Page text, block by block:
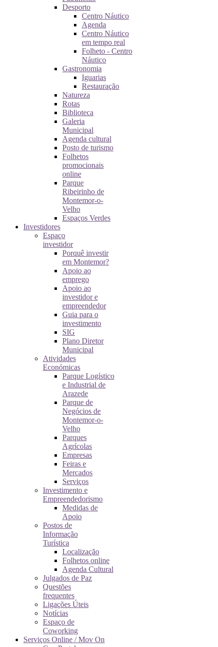
Desporto
Centro Náutico
Agenda
Centro Náutico
em tempo real
Folheto - Centro
Náutico
Gastronomia
Iguarias
Restauração
Natureza
Rotas
Biblioteca
Galeria
Municipal
Agenda cultural
Posto de turismo
Folhetos
promocionais
online
Parque
Ribeirinho de
Montemor-o-
Velho
Espaços Verdes
Investidores
Espaço
investidor
Porquê investir
em Montemor?
Apoio ao
emprego
Apoio ao
investidor e
empreendedor
Guia para o
investimento
SIG
Plano Diretor
Municipal
Atividades
Económicas
Parque Logístico
e Industrial de
Arazede
Parque de
Negócios de
Montemor-o-
Velho
Parques
Agrícolas
Empresas
Feiras e
Mercados
Serviços
Investimento e
Empreendedorismo
Medidas de
Apoio
Postos de
Informação
Turística
Localização
Folhetos online
Agenda Cultural
Julgados de Paz
Questões
frequentes
Ligações Úteis
Notícias
Espaço de
Coworking
Serviços Online / Mov On